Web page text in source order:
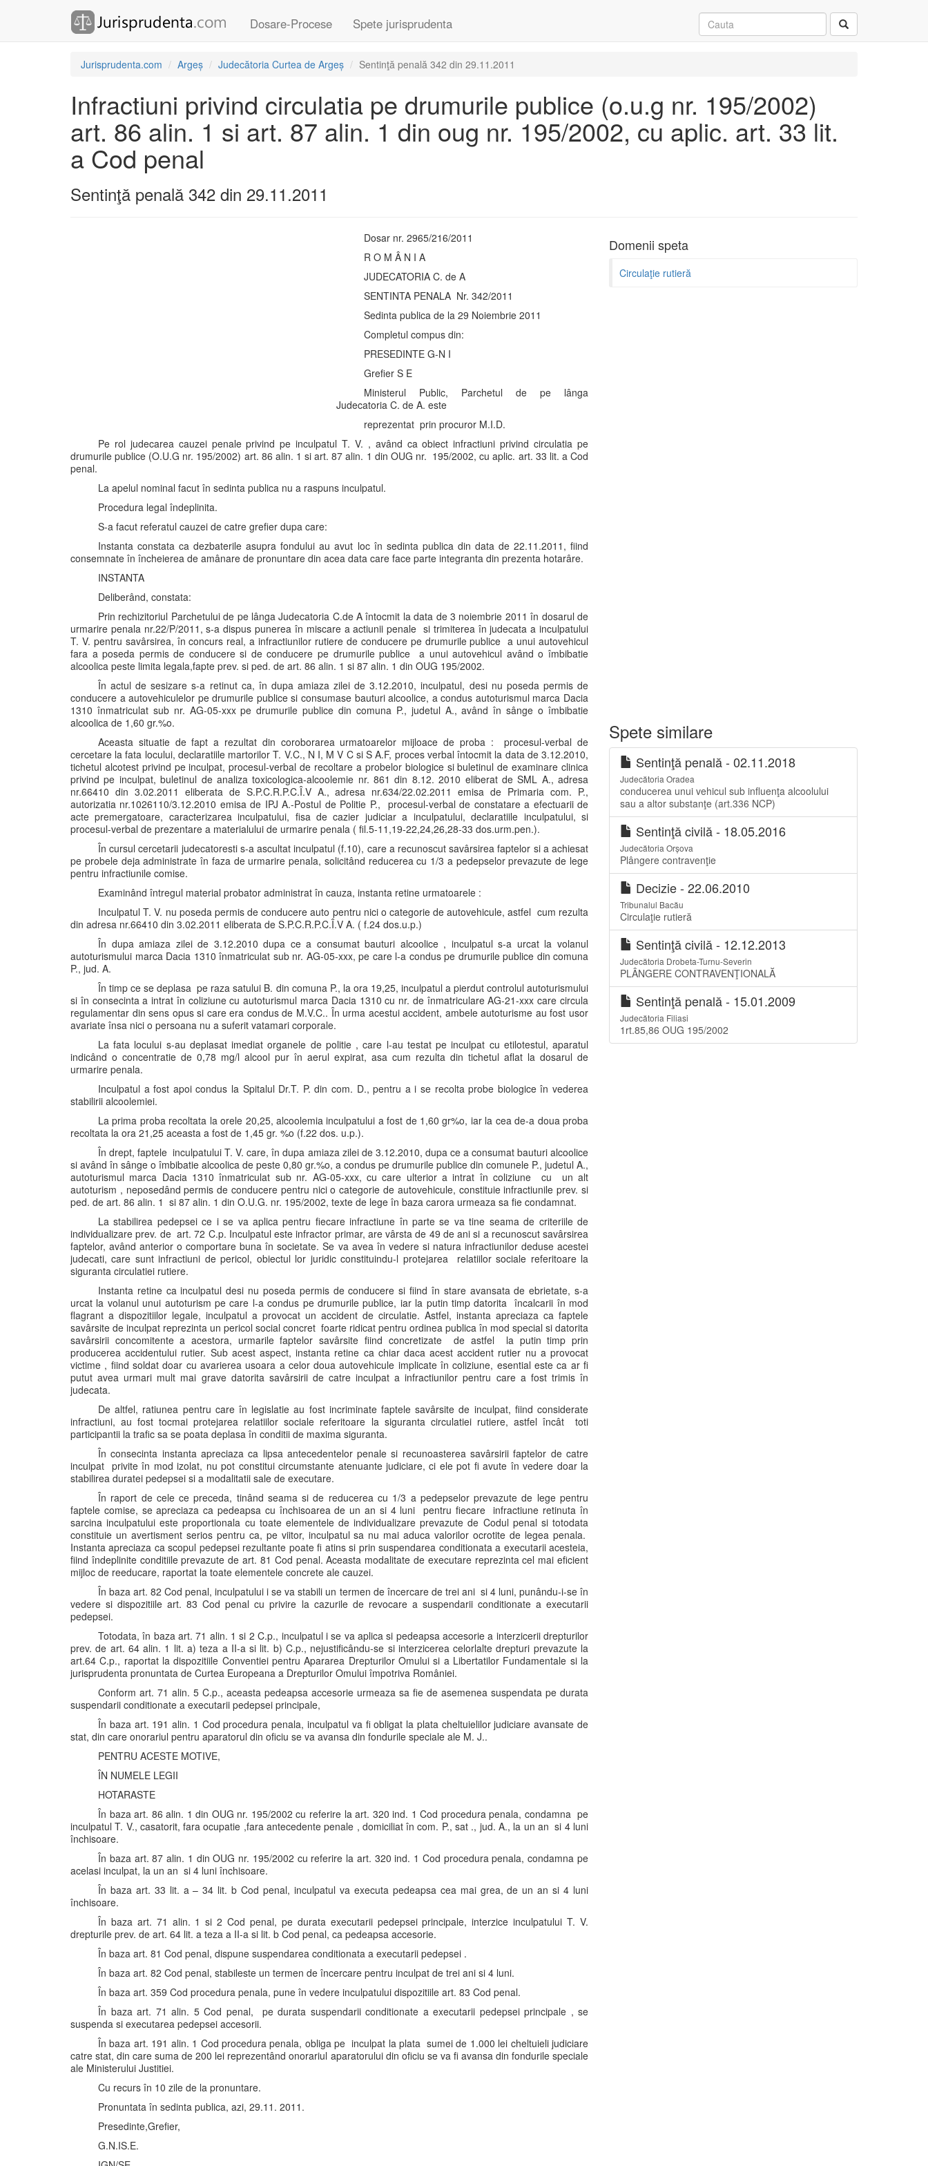
Dosare-Procese Spete jurisprudenta
Jurisprudenta.com Argeș Judecătoria Curtea de Argeș Sentinţă penală 342 din 29.11.2011
Infractiuni privind circulatia pe drumurile publice (o.u.g nr. 195/2002)
art. 86 alin. 1 si art. 87 alin. 1 din oug nr. 195/2002, cu aplic. art. 33 lit.
a Cod penal
Sentinţă penală 342 din 29.11.2011
Dosar nr. 2965/216/2011
R O M Â N I A
JUDECATORIA C. de A
SENTINTA PENALA Nr. 342/2011
Sedinta publica de la 29 Noiembrie 2011
Completul compus din:
PRESEDINTE G-N I
Grefier S E
Ministerul Public, Parchetul de pe lânga
Judecatoria C. de A. este
reprezentat prin procuror M.I.D.
Pe rol judecarea cauzei penale privind pe inculpatul T. V. , având ca obiect infractiuni privind circulatia pe
drumurile publice (O.U.G nr. 195/2002) art. 86 alin. 1 si art. 87 alin. 1 din OUG nr. 195/2002, cu aplic. art. 33 lit. a Cod
penal.
La apelul nominal facut în sedinta publica nu a raspuns inculpatul.
Procedura legal îndeplinita.
S-a facut referatul cauzei de catre grefier dupa care:
Instanta constata ca dezbaterile asupra fondului au avut loc în sedinta publica din data de 22.11.2011, fiind
consemnate în încheierea de amânare de pronuntare din acea data care face parte integranta din prezenta hotarâre.
INSTANTA
Deliberând, constata:
Prin rechizitoriul Parchetului de pe lânga Judecatoria C.de A întocmit la data de 3 noiembrie 2011 în dosarul de
urmarire penala nr.22/P/2011, s-a dispus punerea în miscare a actiunii penale si trimiterea în judecata a inculpatului
T. V. pentru savârsirea, în concurs real, a infractiunilor rutiere de conducere pe drumurile publice a unui autovehicul
fara a poseda permis de conducere si de conducere pe drumurile publice a unui autovehicul având o îmbibatie
alcoolica peste limita legala,fapte prev. si ped. de art. 86 alin. 1 si 87 alin. 1 din OUG 195/2002.
În actul de sesizare s-a retinut ca, în dupa amiaza zilei de 3.12.2010, inculpatul, desi nu poseda permis de
conducere a autovehiculelor pe drumurile publice si consumase bauturi alcoolice, a condus autoturismul marca Dacia
1310 înmatriculat sub nr. AG-05-xxx pe drumurile publice din comuna P., judetul A., având în sânge o îmbibatie
alcoolica de 1,60 gr.%o.
Aceasta situatie de fapt a rezultat din coroborarea urmatoarelor mijloace de proba : procesul-verbal de
cercetare la fata locului, declaratiile martorilor T. V.C., N I, M V C si S A.F, proces verbal întocmit la data de 3.12.2010,
tichetul alcotest privind pe inculpat, procesul-verbal de recoltare a probelor biologice si buletinul de examinare clinica
privind pe inculpat, buletinul de analiza toxicologica-alcoolemie nr. 861 din 8.12. 2010 eliberat de SML A., adresa
nr.66410 din 3.02.2011 eliberata de S.P.C.R.P.C.Î.V A., adresa nr.634/22.02.2011 emisa de Primaria com. P.,
autorizatia nr.1026110/3.12.2010 emisa de IPJ A.-Postul de Politie P., procesul-verbal de constatare a efectuarii de
acte premergatoare, caracterizarea inculpatului, fisa de cazier judiciar a inculpatului, declaratiile inculpatului, si
procesul-verbal de prezentare a materialului de urmarire penala ( fil.5-11,19-22,24,26,28-33 dos.urm.pen.).
În cursul cercetarii judecatoresti s-a ascultat inculpatul (f.10), care a recunoscut savârsirea faptelor si a achiesat
pe probele deja administrate în faza de urmarire penala, solicitând reducerea cu 1/3 a pedepselor prevazute de lege
pentru infractiunile comise.
Examinând întregul material probator administrat în cauza, instanta retine urmatoarele :
Inculpatul T. V. nu poseda permis de conducere auto pentru nici o categorie de autovehicule, astfel cum rezulta
din adresa nr.66410 din 3.02.2011 eliberata de S.P.C.R.P.C.Î.V A. ( f.24 dos.u.p.)
În dupa amiaza zilei de 3.12.2010 dupa ce a consumat bauturi alcoolice , inculpatul s-a urcat la volanul
autoturismului marca Dacia 1310 înmatriculat sub nr. AG-05-xxx, pe care l-a condus pe drumurile publice din comuna
P., jud. A.
În timp ce se deplasa pe raza satului B. din comuna P., la ora 19,25, inculpatul a pierdut controlul autoturismului
si în consecinta a intrat în coliziune cu autoturismul marca Dacia 1310 cu nr. de înmatriculare AG-21-xxx care circula
regulamentar din sens opus si care era condus de M.V.C.. În urma acestui accident, ambele autoturisme au fost usor
avariate însa nici o persoana nu a suferit vatamari corporale.
La fata locului s-au deplasat imediat organele de politie , care l-au testat pe inculpat cu etilotestul, aparatul
indicând o concentratie de 0,78 mg/l alcool pur în aerul expirat, asa cum rezulta din tichetul aflat la dosarul de
urmarire penala.
Inculpatul a fost apoi condus la Spitalul Dr.T. P. din com. D., pentru a i se recolta probe biologice în vederea
stabilirii alcoolemiei.
La prima proba recoltata la orele 20,25, alcoolemia inculpatului a fost de 1,60 gr%o, iar la cea de-a doua proba
recoltata la ora 21,25 aceasta a fost de 1,45 gr. %o (f.22 dos. u.p.).
În drept, faptele inculpatului T. V. care, în dupa amiaza zilei de 3.12.2010, dupa ce a consumat bauturi alcoolice
si având în sânge o îmbibatie alcoolica de peste 0,80 gr.%o, a condus pe drumurile publice din comunele P., judetul A.,
autoturismul marca Dacia 1310 înmatriculat sub nr. AG-05-xxx, cu care ulterior a intrat în coliziune cu un alt
autoturism , neposedând permis de conducere pentru nici o categorie de autovehicule, constituie infractiunile prev. si
ped. de art. 86 alin. 1 si 87 alin. 1 din O.U.G. nr. 195/2002, texte de lege în baza carora urmeaza sa fie condamnat.
La stabilirea pedepsei ce i se va aplica pentru fiecare infractiune în parte se va tine seama de criteriile de
individualizare prev. de art. 72 C.p. Inculpatul este infractor primar, are vârsta de 49 de ani si a recunoscut savârsirea
faptelor, având anterior o comportare buna în societate. Se va avea în vedere si natura infractiunilor deduse acestei
judecati, care sunt infractiuni de pericol, obiectul lor juridic constituindu-l protejarea relatiilor sociale referitoare la
siguranta circulatiei rutiere.
Instanta retine ca inculpatul desi nu poseda permis de conducere si fiind în stare avansata de ebrietate, s-a
urcat la volanul unui autoturism pe care l-a condus pe drumurile publice, iar la putin timp datorita încalcarii în mod
flagrant a dispozitiilor legale, inculpatul a provocat un accident de circulatie. Astfel, instanta apreciaza ca faptele
savârsite de inculpat reprezinta un pericol social concret foarte ridicat pentru ordinea publica în mod special si datorita
savârsirii concomitente a acestora, urmarile faptelor savârsite fiind concretizate de astfel la putin timp prin
producerea accidentului rutier. Sub acest aspect, instanta retine ca chiar daca acest accident rutier nu a provocat
victime , fiind soldat doar cu avarierea usoara a celor doua autovehicule implicate în coliziune, esential este ca ar fi
putut avea urmari mult mai grave datorita savârsirii de catre inculpat a infractiunilor pentru care a fost trimis în
judecata.
De altfel, ratiunea pentru care în legislatie au fost incriminate faptele savârsite de inculpat, fiind considerate
infractiuni, au fost tocmai protejarea relatiilor sociale referitoare la siguranta circulatiei rutiere, astfel încât toti
participantii la trafic sa se poata deplasa în conditii de maxima siguranta.
În consecinta instanta apreciaza ca lipsa antecedentelor penale si recunoasterea savârsirii faptelor de catre
inculpat privite în mod izolat, nu pot constitui circumstante atenuante judiciare, ci ele pot fi avute în vedere doar la
stabilirea duratei pedepsei si a modalitatii sale de executare.
În raport de cele ce preceda, tinând seama si de reducerea cu 1/3 a pedepselor prevazute de lege pentru
faptele comise, se apreciaza ca pedeapsa cu închisoarea de un an si 4 luni pentru fiecare infractiune retinuta în
sarcina inculpatului este proportionala cu toate elementele de individualizare prevazute de Codul penal si totodata
constituie un avertisment serios pentru ca, pe viitor, inculpatul sa nu mai aduca valorilor ocrotite de legea penala.
Instanta apreciaza ca scopul pedepsei rezultante poate fi atins si prin suspendarea conditionata a executarii acesteia,
fiind îndeplinite conditiile prevazute de art. 81 Cod penal. Aceasta modalitate de executare reprezinta cel mai eficient
mijloc de reeducare, raportat la toate elementele concrete ale cauzei.
În baza art. 82 Cod penal, inculpatului i se va stabili un termen de încercare de trei ani si 4 luni, punându-i-se în
vedere si dispozitiile art. 83 Cod penal cu privire la cazurile de revocare a suspendarii conditionate a executarii
pedepsei.
Totodata, în baza art. 71 alin. 1 si 2 C.p., inculpatul i se va aplica si pedeapsa accesorie a interzicerii drepturilor
prev. de art. 64 alin. 1 lit. a) teza a II-a si lit. b) C.p., nejustificându-se si interzicerea celorlalte drepturi prevazute la
art.64 C.p., raportat la dispozitiile Conventiei pentru Apararea Drepturilor Omului si a Libertatilor Fundamentale si la
jurisprudenta pronuntata de Curtea Europeana a Drepturilor Omului împotriva României.
Conform art. 71 alin. 5 C.p., aceasta pedeapsa accesorie urmeaza sa fie de asemenea suspendata pe durata
suspendarii conditionate a executarii pedepsei principale,
În baza art. 191 alin. 1 Cod procedura penala, inculpatul va fi obligat la plata cheltuielilor judiciare avansate de
stat, din care onorariul pentru aparatorul din oficiu se va avansa din fondurile speciale ale M. J..
PENTRU ACESTE MOTIVE,
ÎN NUMELE LEGII
HOTARASTE
În baza art. 86 alin. 1 din OUG nr. 195/2002 cu referire la art. 320 ind. 1 Cod procedura penala, condamna pe
inculpatul T. V., casatorit, fara ocupatie ,fara antecedente penale , domiciliat în com. P., sat ., jud. A., la un an si 4 luni
închisoare.
În baza art. 87 alin. 1 din OUG nr. 195/2002 cu referire la art. 320 ind. 1 Cod procedura penala, condamna pe
acelasi inculpat, la un an si 4 luni închisoare.
În baza art. 33 lit. a – 34 lit. b Cod penal, inculpatul va executa pedeapsa cea mai grea, de un an si 4 luni
închisoare.
În baza art. 71 alin. 1 si 2 Cod penal, pe durata executarii pedepsei principale, interzice inculpatului T. V.
drepturile prev. de art. 64 lit. a teza a II-a si lit. b Cod penal, ca pedeapsa accesorie.
În baza art. 81 Cod penal, dispune suspendarea conditionata a executarii pedepsei .
În baza art. 82 Cod penal, stabileste un termen de încercare pentru inculpat de trei ani si 4 luni.
În baza art. 359 Cod procedura penala, pune în vedere inculpatului dispozitiile art. 83 Cod penal.
În baza art. 71 alin. 5 Cod penal, pe durata suspendarii conditionate a executarii pedepsei principale , se
suspenda si executarea pedepsei accesorii.
În baza art. 191 alin. 1 Cod procedura penala, obliga pe inculpat la plata sumei de 1.000 lei cheltuieli judiciare
catre stat, din care suma de 200 lei reprezentând onorariul aparatorului din oficiu se va fi avansa din fondurile speciale
ale Ministerului Justitiei.
Cu recurs în 10 zile de la pronuntare.
Pronuntata în sedinta publica, azi, 29.11. 2011.
Presedinte,Grefier,
G.N.IS.E.
Domenii speta
Circulaţie rutieră
Spete similare
Sentinţă penală - 02.11.2018
Judecătoria Oradea
conducerea unui vehicul sub influenţa alcoolului
sau a altor substanţe (art.336 NCP)
Sentinţă civilă - 18.05.2016
Judecătoria Orșova
Plângere contravenţie
Decizie - 22.06.2010
Tribunalul Bacău
Circulaţie rutieră
Sentinţă civilă - 12.12.2013
Judecătoria Drobeta-Turnu-Severin
PLÂNGERE CONTRAVENŢIONALĂ
Sentinţă penală - 15.01.2009
Judecătoria Filiasi
1rt.85,86 OUG 195/2002